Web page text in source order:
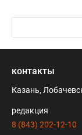
контакты
Казань,
редакция
8 (843) 202-12-10